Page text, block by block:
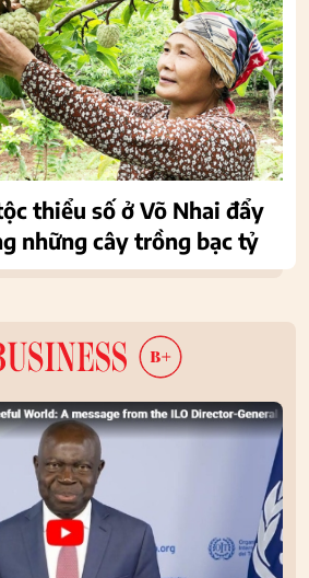
thiểu số ở Võ Nhai đẩy
những cây trồng bạc tỷ